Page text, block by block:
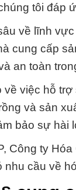
tôi đáp
về lĩnh
cung cấp
an toàn
về việc hỗ
và sản
bảo sự hài
Công ty
nhu cầu về